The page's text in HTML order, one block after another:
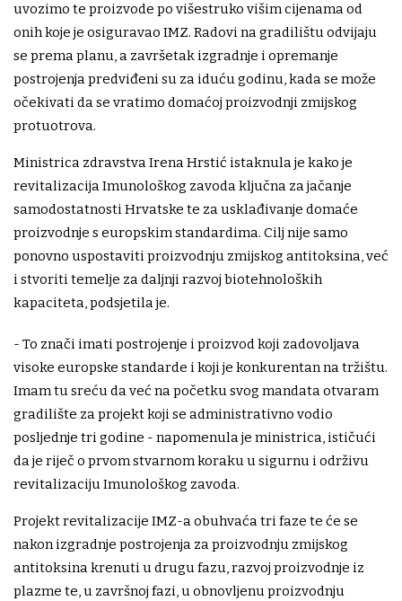
uvozimo te proizvode po višestruko višim cijenama od
onih koje je osiguravao IMZ. Radovi na gradilištu odvijaju
se prema planu, a završetak izgradnje i opremanje
postrojenja predviđeni su za iduću godinu, kada se može
očekivati da se vratimo domaćoj proizvodnji zmijskog
protuotrova.
Ministrica zdravstva Irena Hrstić istaknula je kako je
revitalizacija Imunološkog zavoda ključna za jačanje
samodostatnosti Hrvatske te za usklađivanje domaće
proizvodnje s europskim standardima. Cilj nije samo
ponovno uspostaviti proizvodnju zmijskog antitoksina, već
i stvoriti temelje za daljnji razvoj biotehnoloških
kapaciteta, podsjetila je.
- To znači imati postrojenje i proizvod koji zadovoljava
visoke europske standarde i koji je konkurentan na tržištu.
Imam tu sreću da već na početku svog mandata otvaram
gradilište za projekt koji se administrativno vodio
posljednje tri godine - napomenula je ministrica, ističući
da je riječ o prvom stvarnom koraku u sigurnu i održivu
revitalizaciju Imunološkog zavoda.
Projekt revitalizacije IMZ-a obuhvaća tri faze te će se
nakon izgradnje postrojenja za proizvodnju zmijskog
antitoksina krenuti u drugu fazu, razvoj proizvodnje iz
plazme te, u završnoj fazi, u obnovljenu proizvodnju